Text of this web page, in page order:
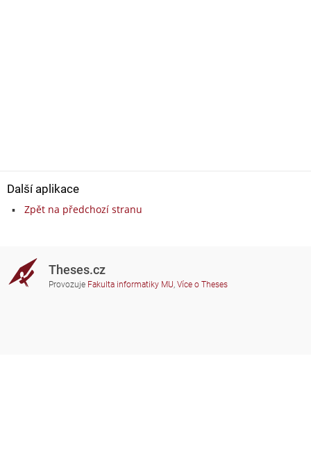
Další aplikace
Zpět na předchozí stranu
Theses.cz
Provozuje Fakulta informatiky MU, Více o Theses